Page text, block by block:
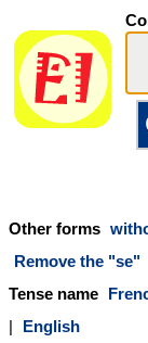
Other forms
Remove the "se"
Tense name
|
English